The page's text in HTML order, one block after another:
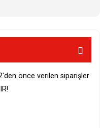
önce verilen siparişler